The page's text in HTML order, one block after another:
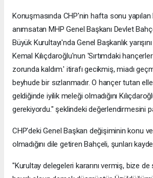
Konuşmasında CHP'nin hafta sonu yapılan
anımsatan MHP Genel Başkanı Devlet
Büyük Kurultayı'nda Genel Başkanlık
Kemal Kılıçdaroğlu'nun 'Sırtımdaki
zorunda kaldım.' itirafı gecikmiş, miadı
beyhude bir sızlanmadır. O hançer tutan
geldiğinde iyilik meleği olmadığını
gerekiyordu." şeklindeki değerlendirmesini
CHP'deki Genel Başkan değişiminin konu
olmadığını dile getiren Bahçeli, şunları
"Kurultay delegeleri kararını vermiş, bize de